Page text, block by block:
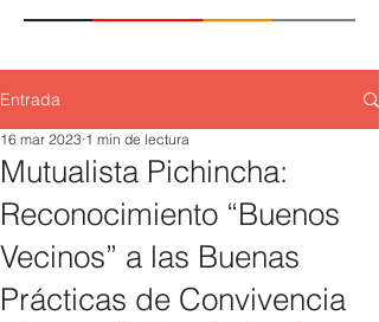
Entrada
Mutualista Pichincha:
Reconocimiento “Buenos
Vecinos” a las Buenas
Prácticas de Convivencia
16 mar 2023 1 min de lectura